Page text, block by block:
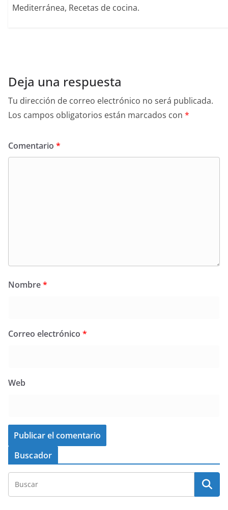
Mediterránea, Recetas de cocina.
Deja una respuesta
Tu dirección de correo electrónico no será publicada.
Los campos obligatorios están marcados con *
Comentario *
Nombre*
Correo electrónico *
Web
Buscador